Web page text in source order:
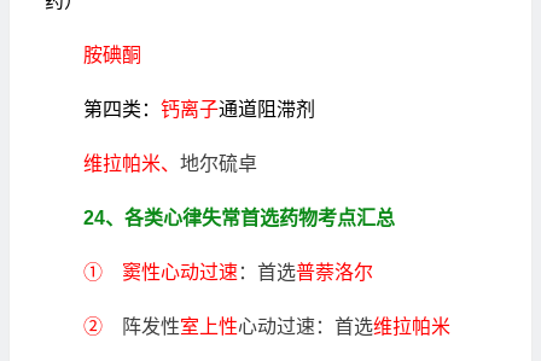
胺碘酮
第四类： 钙离子通道阻滞剂
维拉帕米、 地尔硫卓
24、各类心律失常首选药物考点汇总
① 窦性心动过速：首选普萘洛尔
② 阵发性室上性心动过速：首选维拉帕米